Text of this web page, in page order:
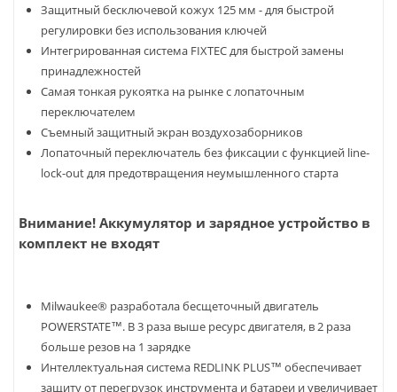
Защитный бесключевой кожух 125 мм - для быстрой
регулировки без использования ключей
Интегрированная система FIXTEC для быстрой замены
принадлежностей
Самая тонкая рукоятка на рынке с лопаточным
переключателем
Съемный защитный экран воздухозаборников
Лопаточный переключатель без фиксации с функцией line-
lock-out для предотвращения неумышленного старта
Внимание! Аккумулятор и зарядное устройство в
комплект не входят
Milwaukee® разработала бесщеточный двигатель
POWERSTATE™. В 3 раза выше ресурс двигателя, в 2 раза
больше резов на 1 зарядке
Интеллектуальная система REDLINK PLUS™ обеспечивает
защиту от перегрузок инструмента и батареи и увеличивает